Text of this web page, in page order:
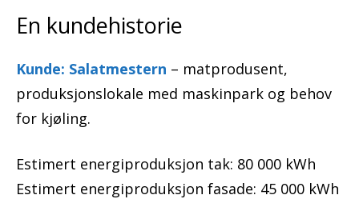
En kundehistorie
Kunde: Salatmestern – matprodusent,
produksjonslokale med maskinpark og behov
for kjøling.
Estimert energiproduksjon tak: 80 000 kWh
Estimert energiproduksjon fasade: 45 000 kWh